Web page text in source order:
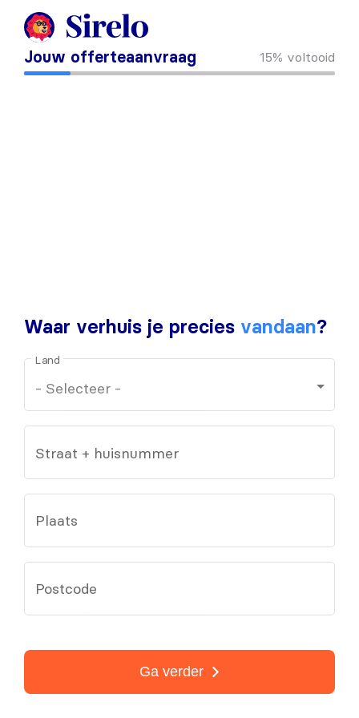
Jouw offerteaanvraag 15% voltooid
Waar verhuis je precies vandaan?
Land
Straat + huisnummer
Plaats
Postcode
Ga verder